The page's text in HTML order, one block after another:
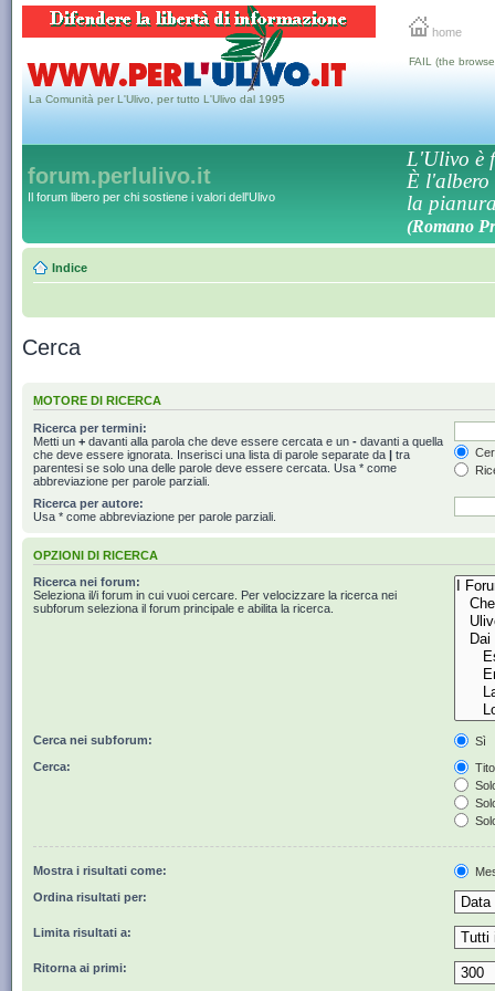
home
La Comunità per L'Ulivo, per tutto L'Ulivo dal 1995
FAIL (the
forum.perlulivo.it
Il forum libero per chi sostiene i valori dell'Ulivo
L'Ulivo è
È l'albero
la
(Romano
Indice
Cerca
MOTORE DI RICERCA
Ricerca per termini:
Metti un + davanti alla parola che deve essere cercata e un - davanti a quella
che deve essere ignorata. Inserisci una lista di parole separate da | tra
parentesi se solo una delle parole deve essere cercata. Usa * come
abbreviazione per parole parziali.
Ricerca per autore:
Usa * come abbreviazione per parole parziali.
OPZIONI DI RICERCA
Ricerca nei forum:
Seleziona il/i forum in cui vuoi cercare. Per velocizzare la ricerca nei
subforum seleziona il forum principale e abilita la ricerca.
Cerca nei subforum:
Sì
Cerca:
Mostra i risultati come:
Ordina risultati per:
Limita risultati a:
Ritorna ai primi: